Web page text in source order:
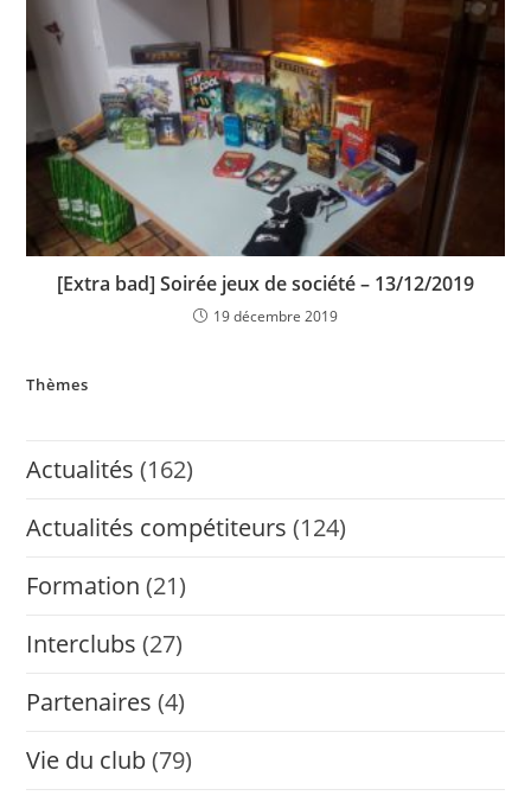
[Extra bad] Soirée jeux de société – 13/12/2019
19 décembre 2019
Thèmes
Actualités (162)
Actualités compétiteurs (124)
Formation (21)
Interclubs (27)
Partenaires (4)
Vie du club (79)